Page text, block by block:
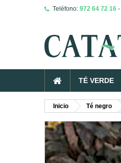
Teléfono: 972 64 72 16 -
TÉ VERDE
Inicio Té negro